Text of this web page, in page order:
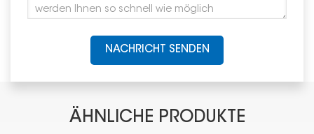
NACHRICHT SENDEN
ÄHNLICHE PRODUKTE